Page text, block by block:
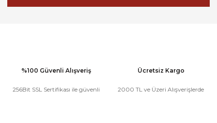
%100 Güvenli Alışveriş
256Bit SSL Sertifikası ile güvenli
Ücretsiz Kargo
2000 TL ve Üzeri Alışverişlerde